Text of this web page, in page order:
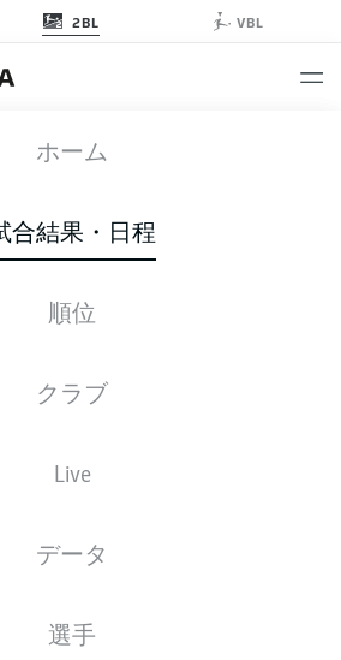
2BL VBL
ホーム
合結果・日程
順位
クラブ
Live
データ
選手
FCN KSC
2 1
ィングメンバー